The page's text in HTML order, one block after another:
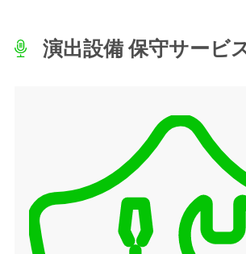
演出設備 保守サービ